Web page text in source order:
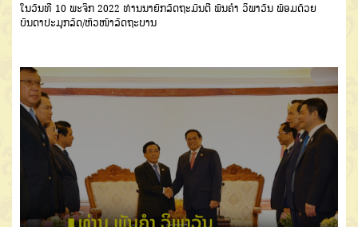
ໃນວັນທີ 10 ພະຈິກ 2022 ທ່ານນາຍົກລັດຖະມົນຕີ ພັນຄໍາ ວິພາວັນ ພ້ອມດ້ວຍ
ບັນດາປະມຸກລັດ/ຫົວໜ້າລັດຖະບານ